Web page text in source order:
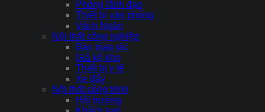
Phòng lãnh đạo
Thiết bị văn phòng
Vách Ngăn
Nội thất công nghiệp
Bàn thao tác
Giá kệ kho
Thiết bị y tế
Xe đẩy
Nội thất công trình
Hội trường